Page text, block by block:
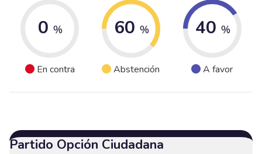
0 %
En contra
60 %
Abstención
40 %
A favor
Partido Opción Ciudadana